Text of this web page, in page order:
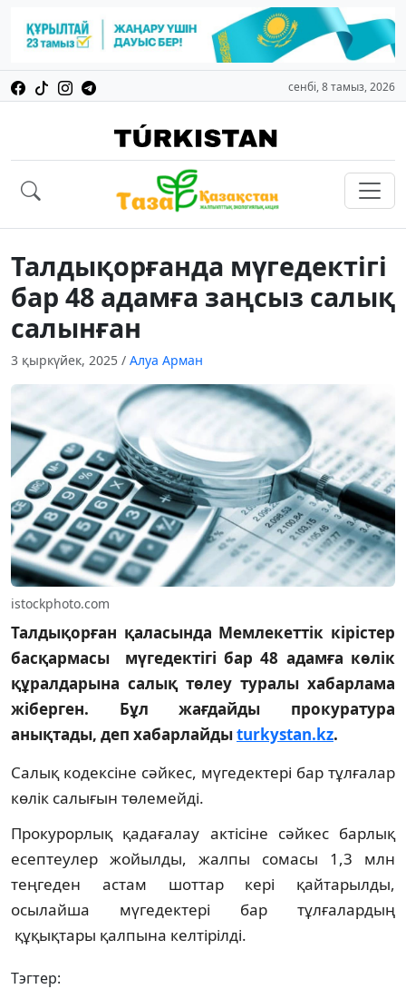
сенбі, 8 тамыз, 2026
Талдықорғанда мүгедектігі
бар 48 адамға заңсыз салық
салынған
3 қыркүйек, 2025 / Алуа Арман
istockphoto.com
Талдықорған қаласында Мемлекеттік кірістер
басқармасы мүгедектігі бар 48 адамға көлік
құралдарына салық төлеу туралы хабарлама
жіберген. Бұл жағдайды прокуратура
анықтады, деп хабарлайдыturkystan.kz.
Салық кодексіне сәйкес, мүгедектері бар тұлғалар
көлік салығын төлемейді.
Прокурорлық қадағалау актісіне сәйкес барлық
есептеулер жойылды, жалпы сомасы 1,3 млн
теңгеден астам шоттар кері қайтарылды,
осылайша мүгедектері бар тұлғалардың
құқықтары қалпына келтірілді.
Тэгтер: